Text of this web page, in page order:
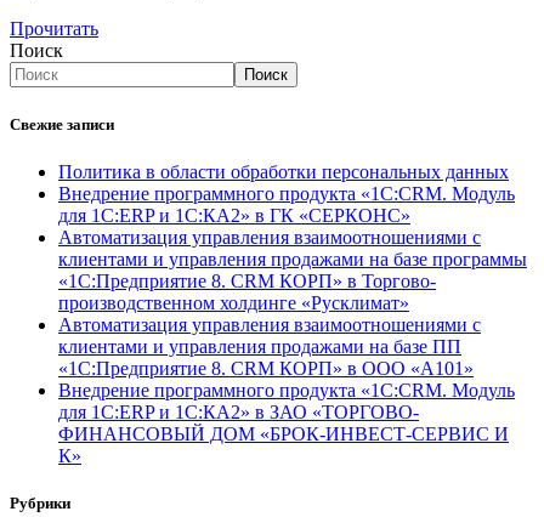
Прочитать
Поиск
Поиск
Свежие записи
Политика в области обработки персональных данных
Внедрение программного продукта «1С:CRM. Модуль
для 1С:ERP и 1С:КА2» в ГК «СЕРКОНС»
Автоматизация управления взаимоотношениями с
клиентами и управления продажами на базе программы
«1С:Предприятие 8. CRM КОРП» в Торгово-
производственном холдинге «Русклимат»
Автоматизация управления взаимоотношениями с
клиентами и управления продажами на базе ПП
«1С:Предприятие 8. CRM КОРП» в ООО «А101»
Внедрение программного продукта «1С:CRM. Модуль
для 1С:ERP и 1С:КА2» в ЗАО «ТОРГОВО-
ФИНАНСОВЫЙ ДОМ «БРОК-ИНВЕСТ-СЕРВИС И
К»
Рубрики